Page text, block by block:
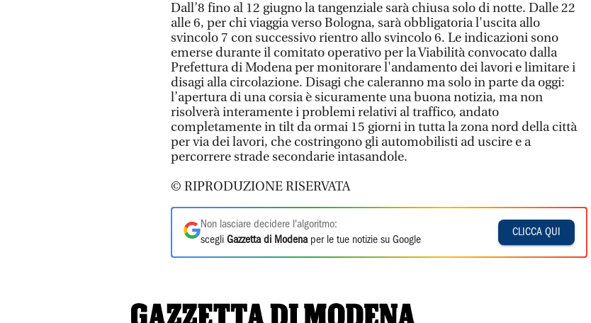
Dall’8 fino al 12 giugno la tangenziale sarà chiusa solo di notte. Dalle 22
alle 6, per chi viaggia verso Bologna, sarà obbligatoria l'uscita allo
svincolo 7 con successivo rientro allo svincolo 6. Le indicazioni sono
emerse durante il comitato operativo per la Viabilità convocato dalla
Prefettura di Modena per monitorare l'andamento dei lavori e limitare i
disagi alla circolazione. Disagi che caleranno ma solo in parte da oggi:
l’apertura di una corsia è sicuramente una buona notizia, ma non
risolverà interamente i problemi relativi al traffico, andato
completamente in tilt da ormai 15 giorni in tutta la zona nord della città
per via dei lavori, che costringono gli automobilisti ad uscire e a
percorrere strade secondarie intasandole.
© RIPRODUZIONE RISERVATA
Non lasciare decidere l'algoritmo:
scegli Gazzetta di Modena per le tue notizie su Google
CLICCA QUI